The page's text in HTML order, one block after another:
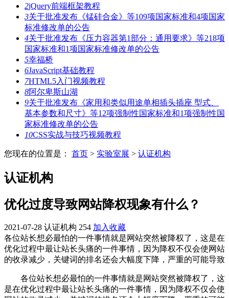
2jQuery前端框架教程
3关于批准发布《锰硅合金》等109项国家标准和4项国家
标准修改单的公告
4关于批准发布《压力容器第1部分：通用要求》等218项
国家标准和1项国家标准修改单的公告
5幸福桥
6JavaScript基础教程
7HTML5入门视频教程
8阿尔卑斯山湖
9关于批准发布《家用和类似用途单相插头插座 型式、
基本参数和尺寸》等12项强制性国家标准和1项强制性国
家标准修改单的公告
10CSS实战与技巧视频教程
您现在的位置是： 首页 > 实验室展 > 认证机构
认证机构
优化过度导致网站降权现象有什么？
2021-07-28 认证机构 254 加入收藏
各位站长想必最怕的一件事情就是网站突然被降权了，这是在
优化过程中最让站长头痛的一件事情，因为降权不仅会使网站
的收录减少，关键词的排名还会大幅度下降，严重的可能导致
各位站长想必最怕的一件事情就是网站突然被降权了，这
是在优化过程中最让站长头痛的一件事情，因为降权不仅会使